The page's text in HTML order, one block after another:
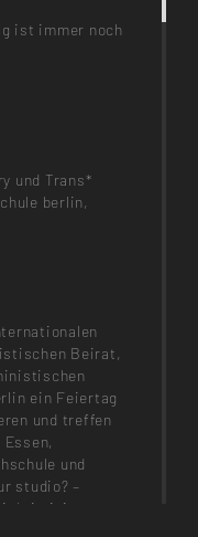
ist immer noch
und Trans*
berlin,
Beirat,
ein Feiertag
und treffen
und
studio? –